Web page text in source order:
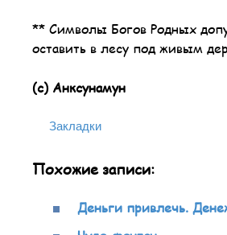
** Символы Богов Родных
оставить в лесу под живым
(с) Анксунамун
Закладки
Похожие записи:
Деньги привлечь.